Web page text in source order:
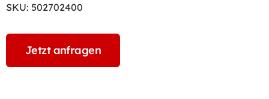
SKU: 502702400
Jetzt anfragen